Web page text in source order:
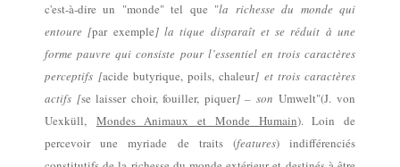
c'est-à-dire un "monde" tel que "la richesse du monde qui
entoure[par exemple] la tique disparaît et se réduit à une
forme pauvre qui consiste pour l’essentiel en trois caractères
perceptifs [acide butyrique, poils, chaleur] et trois caractères
actifs [se laisser choir, fouiller, piquer] – sonUmwelt"(J. von
Uexküll, Mondes Animaux et Monde Humain).Loin de
percevoir une myriade de traits (features) indifférenciés